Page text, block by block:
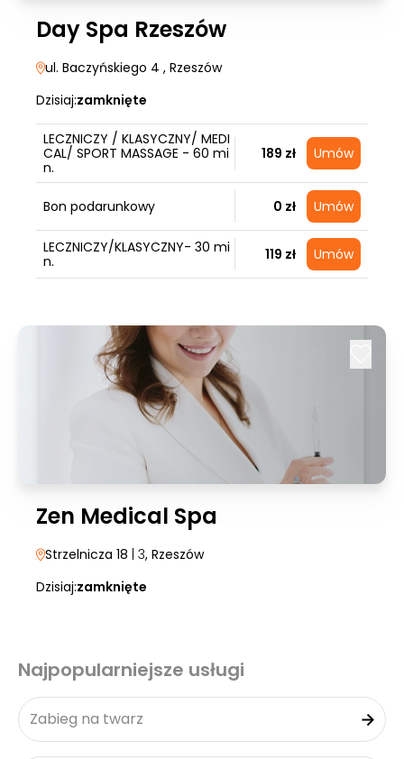
Day Spa Rzeszów
ul. Baczyńskiego 4 , Rzeszów
Dzisiaj:zamknięte
LECZNICZY / KLASYCZNY/ MEDI
CAL/ SPORT MASSAGE - 60 mi
n.
189 zł Umów
Bon podarunkowy 0 zł Umów
LECZNICZY/KLASYCZNY- 30 mi
n.
119 zł Umów
Zen Medical Spa
Strzelnicza 18 | 3, Rzeszów
Dzisiaj:zamknięte
Najpopularniejsze usługi
Zabieg na twarz